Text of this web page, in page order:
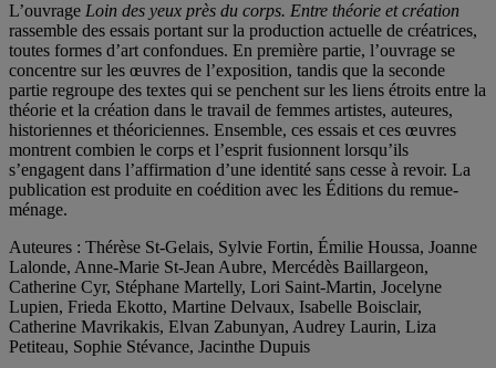
L’ouvrage Loin des yeux près du corps. Entre théorie et création
rassemble des essais portant sur la production actuelle de créatrices,
toutes formes d’art confondues. En première partie, l’ouvrage se
concentre sur les œuvres de l’exposition, tandis que la seconde
partie regroupe des textes qui se penchent sur les liens étroits entre la
théorie et la création dans le travail de femmes artistes, auteures,
historiennes et théoriciennes. Ensemble, ces essais et ces œuvres
montrent combien le corps et l’esprit fusionnent lorsqu’ils
s’engagent dans l’affirmation d’une identité sans cesse à revoir. La
publication est produite en coédition avec les Éditions du remue-
ménage.
Auteures : Thérèse St-Gelais, Sylvie Fortin, Émilie Houssa, Joanne
Lalonde, Anne-Marie St-Jean Aubre, Mercédès Baillargeon,
Catherine Cyr, Stéphane Martelly, Lori Saint-Martin, Jocelyne
Lupien, Frieda Ekotto, Martine Delvaux, Isabelle Boisclair,
Catherine Mavrikakis, Elvan Zabunyan, Audrey Laurin, Liza
Petiteau, Sophie Stévance, Jacinthe Dupuis